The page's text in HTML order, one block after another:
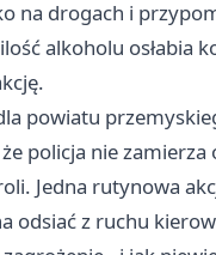
na drogach i
alkoholu osłabia
powiatu
policja nie zamierza
Jedna rutynowa
odsiać z ruchu